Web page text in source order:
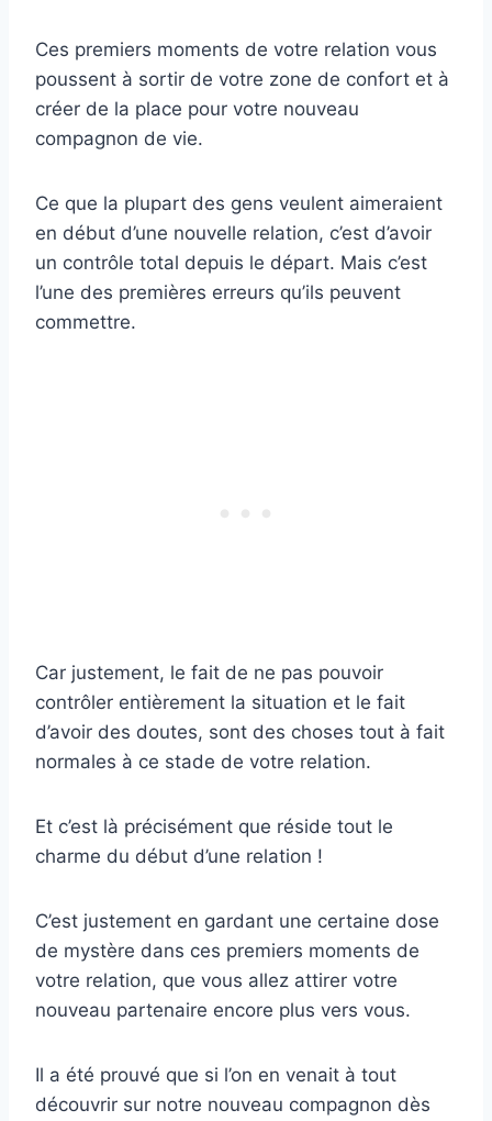
Ces premiers moments de votre relation vous
poussent à sortir de votre zone de confort et à
créer de la place pour votre nouveau
compagnon de vie.
Ce que la plupart des gens veulent aimeraient
en début d’une nouvelle relation, c’est d’avoir
un contrôle total depuis le départ. Mais c’est
l’une des premières erreurs qu’ils peuvent
commettre.
Car justement, le fait de ne pas pouvoir
contrôler entièrement la situation et le fait
d’avoir des doutes, sont des choses tout à fait
normales à ce stade de votre relation.
Et c’est là précisément que réside tout le
charme du début d’une relation !
C’est justement en gardant une certaine dose
de mystère dans ces premiers moments de
votre relation, que vous allez attirer votre
nouveau partenaire encore plus vers vous.
Il a été prouvé que si l’on en venait à tout
découvrir sur notre nouveau compagnon dès